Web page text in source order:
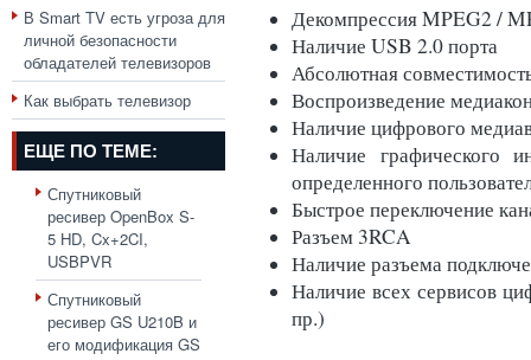
В Smart TV есть угроза для
личной безопасности
обладателей телевизоров
Как выбрать телевизор
ЕЩЕ ПО ТЕМЕ:
Спутниковый
ресивер OpenBox S-
5 HD, Cx+2CI,
USBPVR
Спутниковый
ресивер GS U210B и
его модификация GS
Декомпрессия MPEG2 /
Наличие USB 2.0 порта
Абсолютная
Воспроизведение
Наличие цифрового
Наличие графического
определенного
Быстрое переключение
Разъем 3RCA
Наличие разъема
Наличие всех сервисов
пр.)